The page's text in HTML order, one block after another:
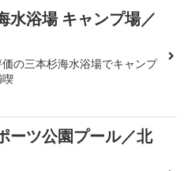
水浴場 キャンプ場／
の三本杉海水浴場でキャンプ
喫
ーツ公園プール／北